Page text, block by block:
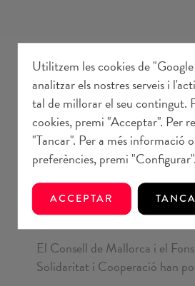
Comunicació
El Consell de Mallorca i el
El Consell de Mallorca i el
Solidaritat i Cooperació han
Utilitzem les cookies de
analitzar els nostres serveis i
tal de millorar el seu contingut.
cookies, premi "Acceptar". Per
"Tancar". Per a més informació
preferències, premi "Configurar".
ACCEPTAR